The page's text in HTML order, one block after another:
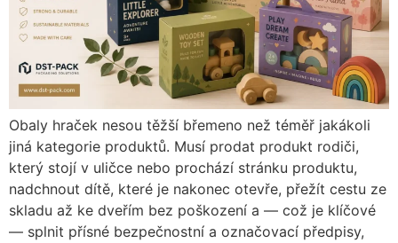
Obaly hraček nesou těžší břemeno než téměř jakákoli
jiná kategorie produktů. Musí prodat produkt rodiči,
který stojí v uličce nebo prochází stránku produktu,
nadchnout dítě, které je nakonec otevře, přežít cestu ze
skladu až ke dveřím bez poškození a — což je klíčové
— splnit přísné bezpečnostní a označovací předpisy,